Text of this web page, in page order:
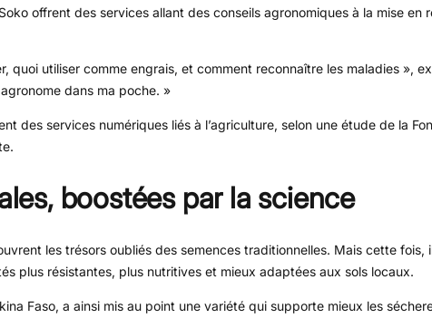
offrent des services allant des conseils agronomiques à la mise en
quoi utiliser comme engrais, et comment reconnaître les maladies »,
dans ma poche. »
des services numériques liés à l’agriculture, selon une étude de la
boostées par la science
les trésors oubliés des semences traditionnelles. Mais cette fois,
plus résistantes, plus nutritives et mieux adaptées aux sols locaux.
Faso, a ainsi mis au point une variété qui supporte mieux les